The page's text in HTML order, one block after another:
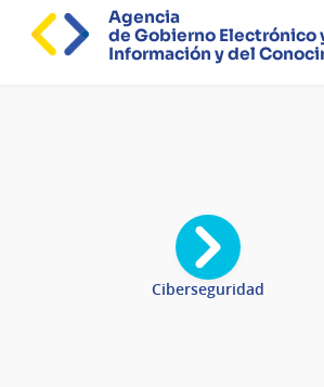
Agencia
de Gobierno Electrónico
Información y del
principal
Ciberseguridad